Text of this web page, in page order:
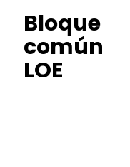
Bloque
común
LOE